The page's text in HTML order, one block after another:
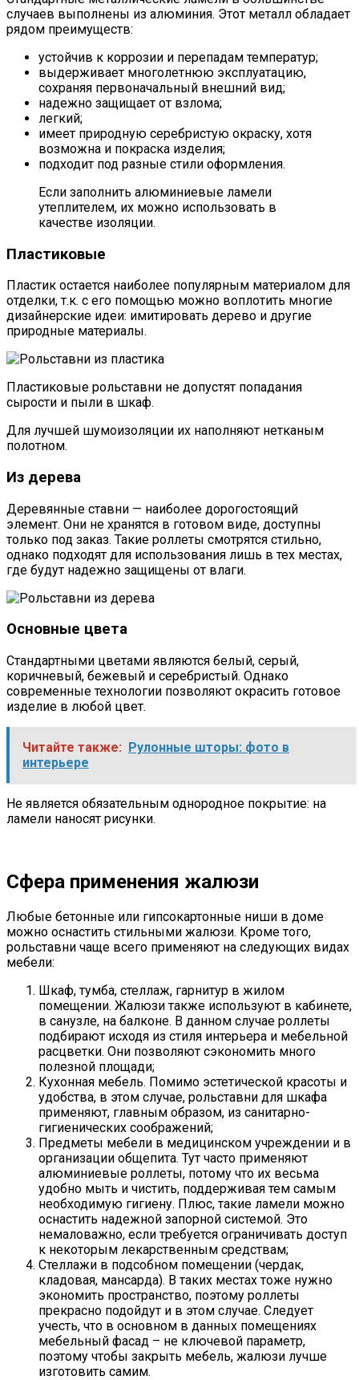
случаев выполнены из алюминия. Этот металл обладает
рядом преимуществ:
устойчив к коррозии и перепадам температур;
выдерживает многолетнюю эксплуатацию,
сохраняя первоначальный внешний вид;
надежно защищает от взлома;
легкий;
имеет природную серебристую окраску, хотя
возможна и покраска изделия;
подходит под разные стили оформления.
Если заполнить алюминиевые ламели
утеплителем, их можно использовать в
качестве изоляции.
Пластиковые
Пластик остается наиболее популярным материалом для
отделки, т.к. с его помощью можно воплотить многие
дизайнерские идеи: имитировать дерево и другие
природные материалы.
Пластиковые рольставни не допустят попадания
сырости и пыли в шкаф.
Для лучшей шумоизоляции их наполняют нетканым
полотном.
Из дерева
Деревянные ставни — наиболее дорогостоящий
элемент. Они не хранятся в готовом виде, доступны
только под заказ. Такие роллеты смотрятся стильно,
однако подходят для использования лишь в тех местах,
где будут надежно защищены от влаги.
Основные цвета
Стандартными цветами являются белый, серый,
коричневый, бежевый и серебристый. Однако
современные технологии позволяют окрасить готовое
изделие в любой цвет.
Читайте также: Рулонные шторы: фото в
интерьере
Не является обязательным однородное покрытие: на
ламели наносят рисунки.
Сфера применения жалюзи
Любые бетонные или гипсокартонные ниши в доме
можно оснастить стильными жалюзи. Кроме того,
рольставни чаще всего применяют на следующих видах
мебели:
Шкаф, тумба, стеллаж, гарнитур в жилом
помещении. Жалюзи также используют в кабинете,
в санузле, на балконе. В данном случае роллеты
подбирают исходя из стиля интерьера и мебельной
расцветки. Они позволяют сэкономить много
полезной площади;
Кухонная мебель. Помимо эстетической красоты и
удобства, в этом случае, рольставни для шкафа
применяют, главным образом, из санитарно-
гигиенических соображений;
Предметы мебели в медицинском учреждении и в
организации общепита. Тут часто применяют
алюминиевые роллеты, потому что их весьма
удобно мыть и чистить, поддерживая тем самым
необходимую гигиену. Плюс, такие ламели можно
оснастить надежной запорной системой. Это
немаловажно, если требуется ограничивать доступ
к некоторым лекарственным средствам;
Стеллажи в подсобном помещении (чердак,
кладовая, мансарда). В таких местах тоже нужно
экономить пространство, поэтому роллеты
прекрасно подойдут и в этом случае. Следует
учесть, что в основном в данных помещениях
мебельный фасад – не ключевой параметр,
поэтому чтобы закрыть мебель, жалюзи лучше
изготовить самим.